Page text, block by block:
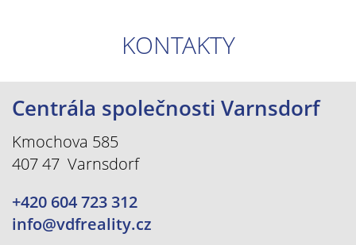
KONTAKTY
Centrála společnosti Varnsdorf
Kmochova 585
407 47 Varnsdorf
+420 604 723 312
info@vdfreality.cz